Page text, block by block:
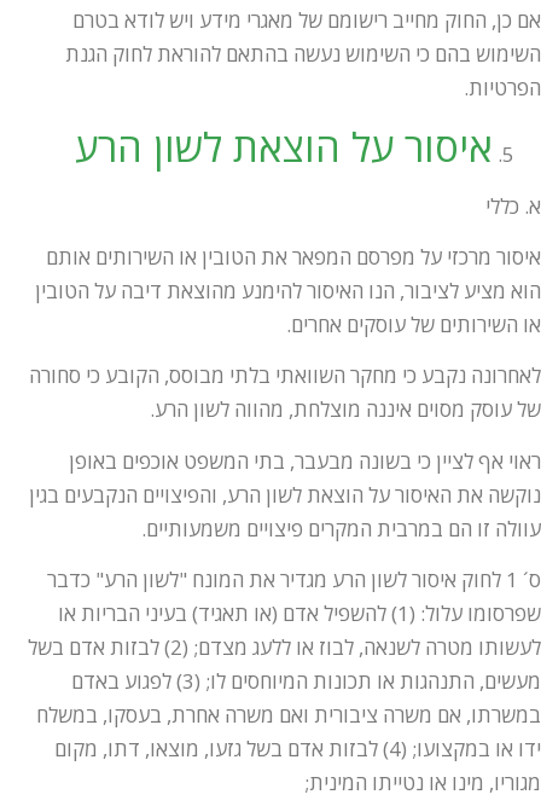
אם כן, החוק מחייב רישומם של מאגרי מידע ויש לודא בטרם
השימוש בהם כי השימוש נעשה בהתאם להוראת לחוק הגנת
הפרטיות.
איסור על הוצאת לשון הרע
א. כללי
איסור מרכזי על מפרסם המפאר את הטובין או השירותים אותם
הוא מציע לציבור, הנו האיסור להימנע מהוצאת דיבה על הטובין
או השירותים של עוסקים אחרים.
לאחרונה נקבע כי מחקר השוואתי בלתי מבוסס, הקובע כי סחורה
של עוסק מסוים איננה מוצלחת, מהווה לשון הרע.
ראוי אף לציין כי בשונה מבעבר, בתי המשפט אוכפים באופן
נוקשה את האיסור על הוצאת לשון הרע, והפיצויים הנקבעים בגין
עוולה זו הם במרבית המקרים פיצויים משמעותיים.
ס´ 1 לחוק איסור לשון הרע מגדיר את המונח "לשון הרע" כדבר
שפרסומו עלול: (1) להשפיל אדם (או תאגיד) בעיני הבריות או
לעשותו מטרה לשנאה, לבוז או ללעג מצדם; (2) לבזות אדם בשל
מעשים, התנהגות או תכונות המיוחסים לו; (3) לפגוע באדם
במשרתו, אם משרה ציבורית ואם משרה אחרת, בעסקו, במשלח
ידו או במקצועו; (4) לבזות אדם בשל גזעו, מוצאו, דתו, מקום
מגוריו, מינו או נטייתו המינית;